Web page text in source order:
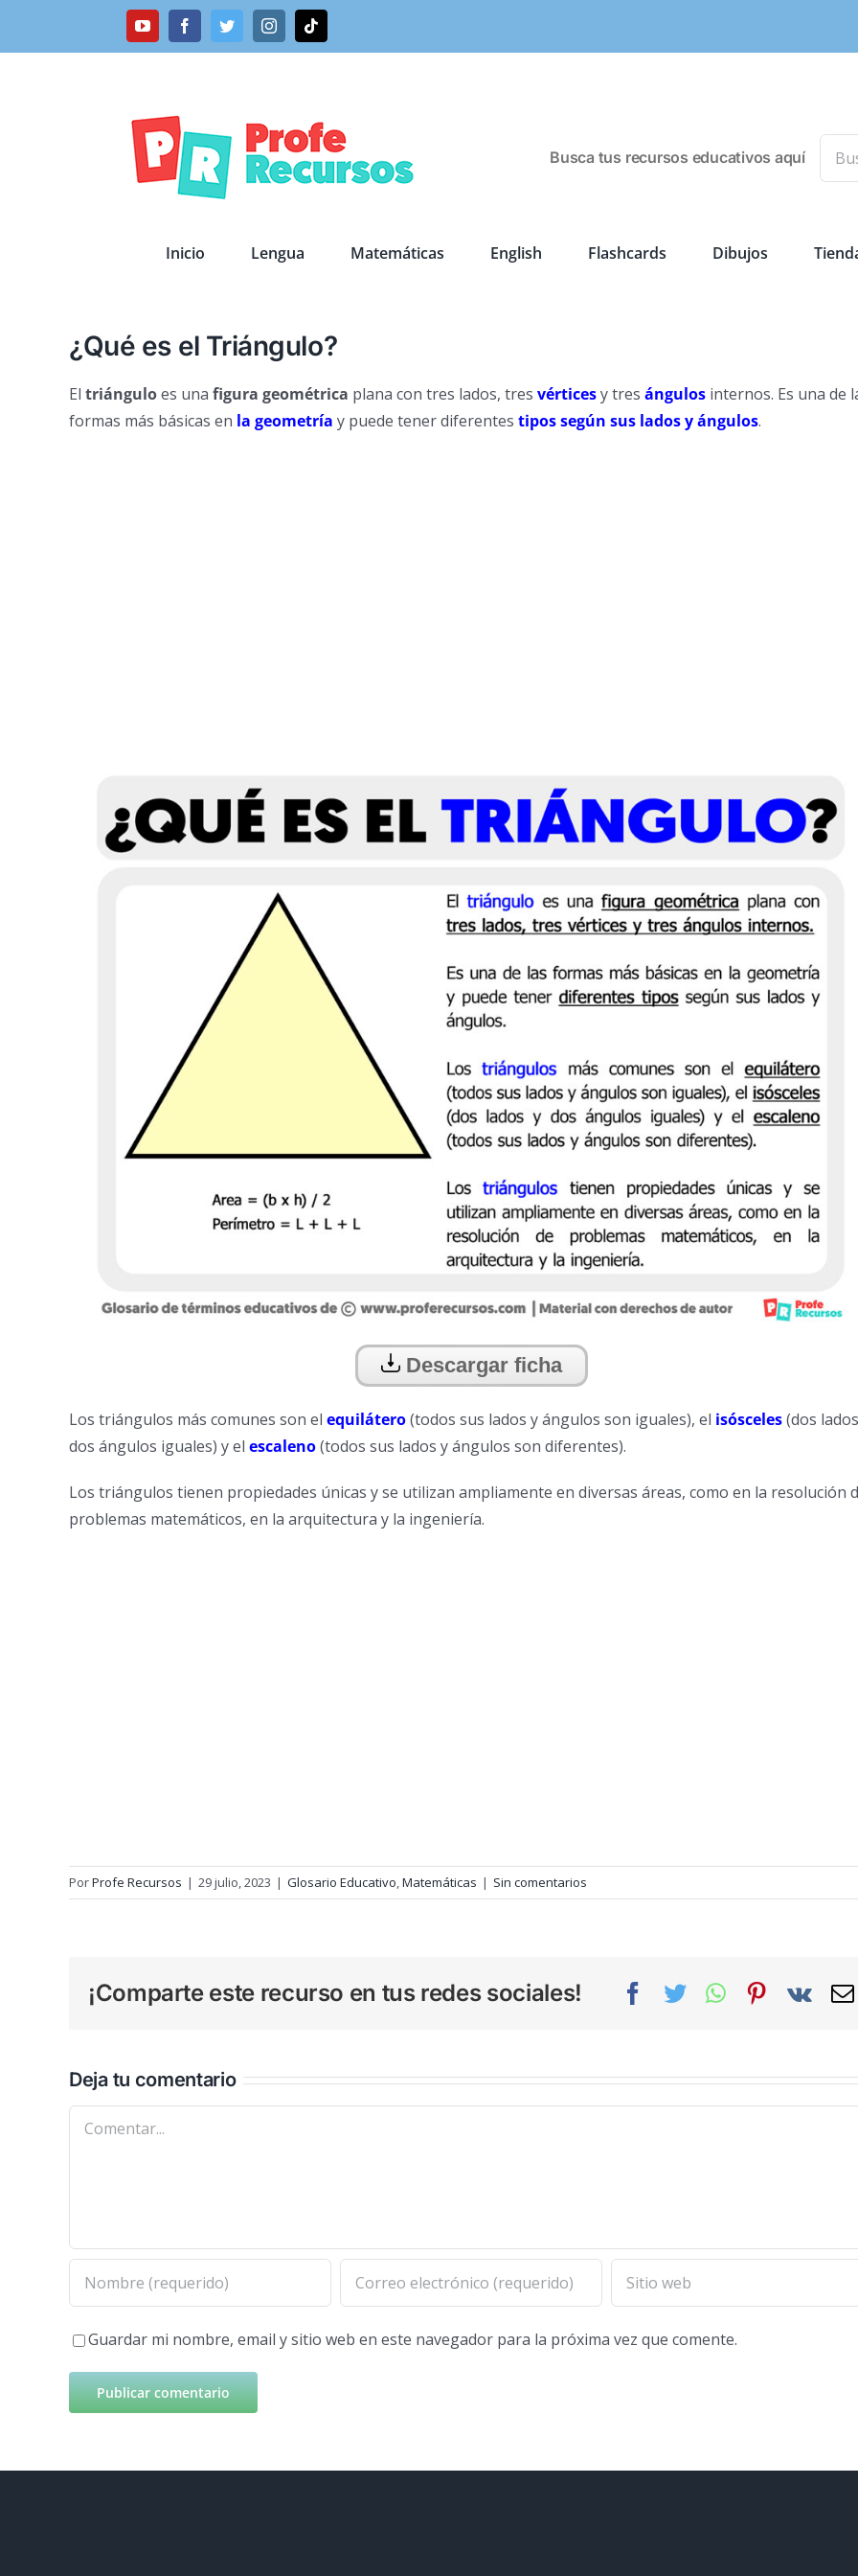
YouTubeFacebookTwitterInstagramTiktok
Busca tus recursos educativos aquí
Inicio Lengua Matemáticas English Flashcards Dibujos
¿Qué es el Triángulo?
El triánguloes una figura geométrica plana con tres lados, tres vérticesy tres ángulos internos. Es una de
formas más básicas en la geometría y puede tener diferentes tipos según sus lados y ángulos.
Descargar ficha
Los triángulos más comunes son el equilátero(todos sus lados y ángulos son iguales), el isósceles(dos
dos ángulos iguales) y el escaleno(todos sus lados y ángulos son diferentes).
Los triángulos tienen propiedades únicas y se utilizan ampliamente en diversas áreas, como en la resolución
problemas matemáticos, en la arquitectura y la ingeniería.
PorProfe Recursos | 29 julio, 2023 | Glosario Educativo,Matemáticas | Sin comentarios
¡Comparte este recurso en tus redes sociales! Facebook
TwitterWhatsAppPinterest
Vk
Deja tu comentario
Comentar
Guardar mi nombre, email y sitio web en este navegador para la próxima vez que comente.